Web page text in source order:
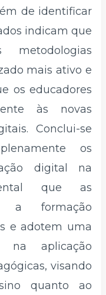
de identificar
indicam que
metodologias
mais ativo e
os educadores
às novas
Conclui-se
os
digital na
que as
a formação
e adotem uma
na aplicação
visando
quanto ao